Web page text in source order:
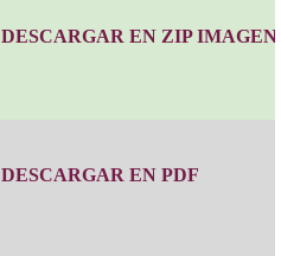
DESCARGAR EN ZIP
DESCARGAR EN PDF